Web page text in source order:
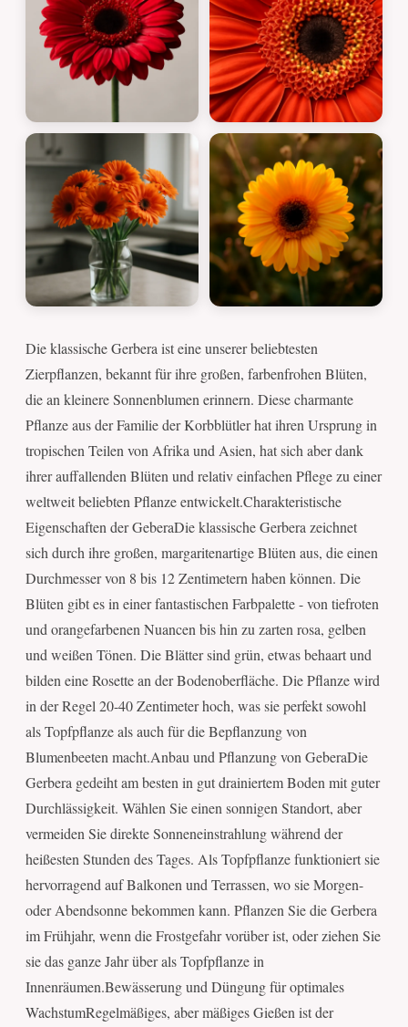
Die klassische Gerbera ist eine unserer beliebtesten
Zierpflanzen, bekannt für ihre großen, farbenfrohen Blüten,
die an kleinere Sonnenblumen erinnern. Diese charmante
Pflanze aus der Familie der Korbblütler hat ihren Ursprung in
tropischen Teilen von Afrika und Asien, hat sich aber dank
ihrer auffallenden Blüten und relativ einfachen Pflege zu einer
weltweit beliebten Pflanze entwickelt.Charakteristische
Eigenschaften der GeberaDie klassische Gerbera zeichnet
sich durch ihre großen, margaritenartige Blüten aus, die einen
Durchmesser von 8 bis 12 Zentimetern haben können. Die
Blüten gibt es in einer fantastischen Farbpalette - von tiefroten
und orangefarbenen Nuancen bis hin zu zarten rosa, gelben
und weißen Tönen. Die Blätter sind grün, etwas behaart und
bilden eine Rosette an der Bodenoberfläche. Die Pflanze wird
in der Regel 20-40 Zentimeter hoch, was sie perfekt sowohl
als Topfpflanze als auch für die Bepflanzung von
Blumenbeeten macht.Anbau und Pflanzung von GeberaDie
Gerbera gedeiht am besten in gut drainiertem Boden mit guter
Durchlässigkeit. Wählen Sie einen sonnigen Standort, aber
vermeiden Sie direkte Sonneneinstrahlung während der
heißesten Stunden des Tages. Als Topfpflanze funktioniert sie
hervorragend auf Balkonen und Terrassen, wo sie Morgen-
oder Abendsonne bekommen kann. Pflanzen Sie die Gerbera
im Frühjahr, wenn die Frostgefahr vorüber ist, oder ziehen Sie
sie das ganze Jahr über als Topfpflanze in
Innenräumen.Bewässerung und Düngung für optimales
WachstumRegelmäßiges, aber mäßiges Gießen ist der